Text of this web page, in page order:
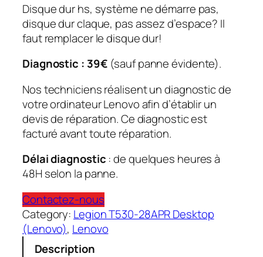
Disque dur hs, système ne démarre pas,
disque dur claque, pas assez d’espace? Il
faut remplacer le disque dur!
Diagnostic : 39€ (sauf panne évidente).
Nos techniciens réalisent un diagnostic de
votre ordinateur Lenovo afin d’établir un
devis de réparation. Ce diagnostic est
facturé avant toute réparation.
Délai diagnostic : de quelques heures à
48H selon la panne.
Contactez-nous
Category: Legion T530-28APR Desktop
(Lenovo), Lenovo
Description